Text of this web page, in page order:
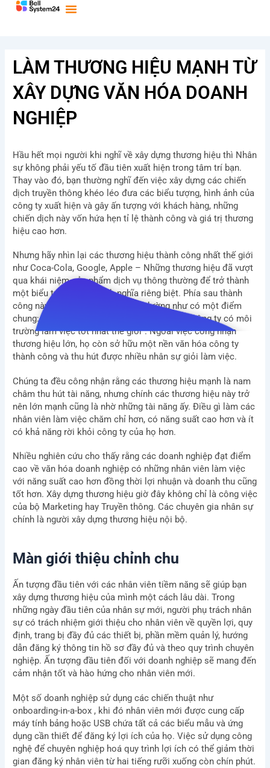
LÀM THƯƠNG HIỆU MẠNH TỪ
XÂY DỰNG VĂN HÓA DOANH
NGHIỆP
Hầu hết mọi người khi nghĩ về xây dựng thương hiệu thì Nhân
sự không phải yếu tố đầu tiên xuất hiện trong tâm trí bạn.
Thay vào đó, bạn thường nghĩ đến việc xây dựng các chiến
dịch truyền thông khéo léo đưa các biểu tượng, hình ảnh của
công ty xuất hiện và gây ấn tượng với khách hàng, những
chiến dịch này vốn hứa hẹn tỉ lệ thành công và giá trị thương
hiệu cao hơn.
Nhưng hãy nhìn lại các thương hiệu thành công nhất thế giới
như Coca-Cola, Google, Apple – Những thương hiệu đã vượt
qua khái niệm sản phẩm dịch vụ thông thường để trở thành
một biểu tượng, một định nghĩa riêng biệt. Phía sau thành
công này, tất cả các thương hiệu dường như có một điểm
chung: Họ luôn đứng đầu danh sách “Những công ty có môi
trường làm việc tốt nhất thế giới”. Ngoài việc công nhận
thương hiệu lớn, họ còn sở hữu một nền văn hóa công ty
thành công và thu hút được nhiều nhân sự giỏi làm việc.
Chúng ta đều công nhận rằng các thương hiệu mạnh là nam
châm thu hút tài năng, nhưng chính các thương hiệu này trở
nên lớn mạnh cũng là nhờ những tài năng ấy. Điều gì làm các
nhân viên làm việc chăm chỉ hơn, có năng suất cao hơn và ít
có khả năng rời khỏi công ty của họ hơn.
Nhiều nghiên cứu cho thấy rằng các doanh nghiệp đạt điểm
cao về văn hóa doanh nghiệp có những nhân viên làm việc
với năng suất cao hơn đồng thời lợi nhuận và doanh thu cũng
tốt hơn. Xây dựng thương hiệu giờ đây không chỉ là công việc
của bộ Marketing hay Truyền thông. Các chuyên gia nhân sự
chính là người xây dựng thương hiệu nội bộ.
Màn giới thiệu chỉnh chu
Ấn tượng đầu tiên với các nhân viên tiềm năng sẽ giúp bạn
xây dựng thương hiệu của mình một cách lâu dài. Trong
những ngày đầu tiên của nhân sự mới, người phụ trách nhân
sự có trách nhiệm giới thiệu cho nhân viên về quyền lợi, quy
định, trang bị đầy đủ các thiết bị, phần mềm quản lý, hướng
dẫn đăng ký thông tin hồ sơ đầy đủ và theo quy trình chuyên
nghiệp. Ấn tượng đầu tiên đối với doanh nghiệp sẽ mang đến
cảm nhận tốt và hào hứng cho nhân viên mới.
Một số doanh nghiệp sử dụng các chiến thuật như
onboarding-in-a-box , khi đó nhân viên mới được cung cấp
máy tính bảng hoặc USB chứa tất cả các biểu mẫu và ứng
dụng cần thiết để đăng ký lợi ích của họ. Việc sử dụng công
nghệ để chuyên nghiệp hoá quy trình lợi ích có thể giảm thời
gian đăng ký nhân viên từ hai tiếng rưỡi xuống còn chín phút.